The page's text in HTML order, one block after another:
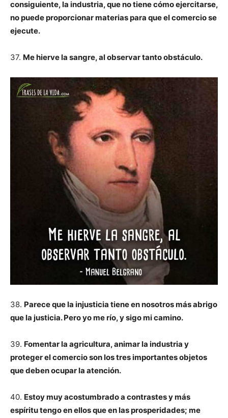
consiguiente, la industria, que no tiene cómo ejercitarse,
no puede proporcionar materias para que el comercio se
ejecute.
37. Me hierve la sangre, al observar tanto obstáculo.
38. Parece que la injusticia tiene en nosotros más abrigo
que la justicia. Pero yo me río, y sigo mi camino.
39. Fomentar la agricultura, animar la industria y
proteger el comercio son los tres importantes objetos
que deben ocupar la atención.
40. Estoy muy acostumbrado a contrastes y más
espíritu tengo en ellos que en las prosperidades; me